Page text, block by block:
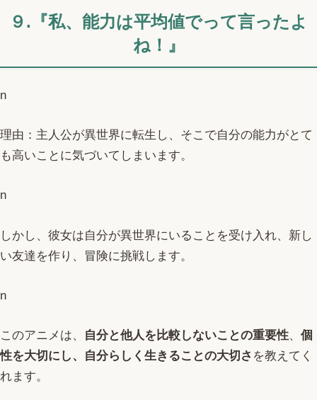
９.『私、能力は平均値でって言ったよ
ね！』
n
理由：主人公が異世界に転生し、そこで自分の能力がとて
も高いことに気づいてしまいます。
n
しかし、彼女は自分が異世界にいることを受け入れ、新し
い友達を作り、冒険に挑戦します。
n
このアニメは、 自分と他人を比較しないことの重要性、 個
性を大切にし、自分らしく生きることの大切さ を教えてく
れます。